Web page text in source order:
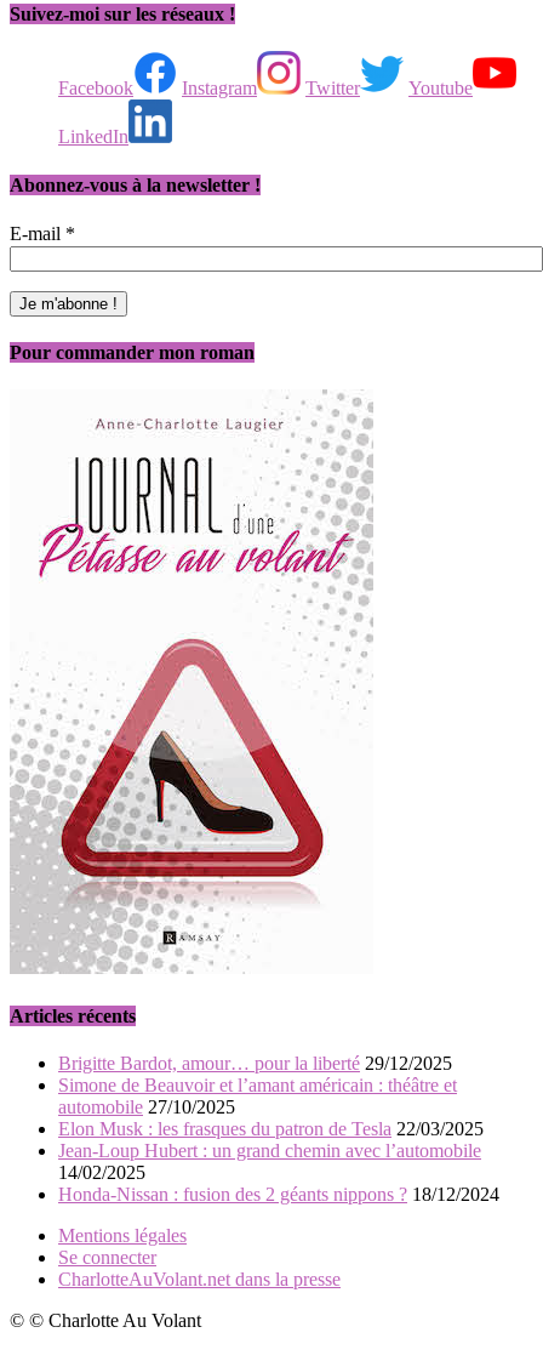
Suivez-moi sur les réseaux !
Facebook Instagram Twitter Youtube
LinkedIn
Abonnez-vous à la newsletter !
E-mail *
Pour commander mon roman
Articles récents
Brigitte Bardot, amour… pour la liberté 29/12/2025
Simone de Beauvoir et l’amant américain : théâtre et
automobile 27/10/2025
Elon Musk : les frasques du patron de Tesla 22/03/2025
Jean-Loup Hubert : un grand chemin avec l’automobile
14/02/2025
Honda-Nissan : fusion des 2 géants nippons ? 18/12/2024
Mentions légales
Se connecter
CharlotteAuVolant.net dans la presse
© © Charlotte Au Volant